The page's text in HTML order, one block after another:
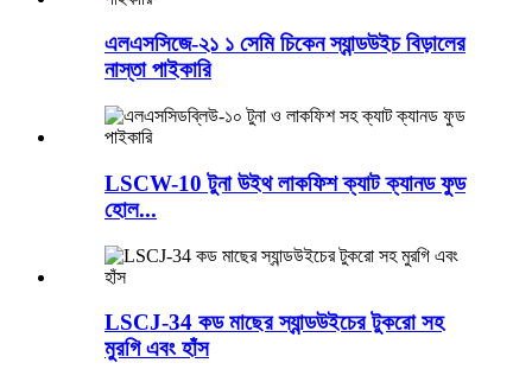
এলএসসিজে-২১ ১ সেমি চিকেন স্যান্ডউইচ বিড়ালের
নাস্তা পাইকারি
LSCW-10 টুনা উইথ লাকফিশ ক্যাট ক্যানড ফুড
হোল...
LSCJ-34 কড মাছের স্যান্ডউইচের টুকরো সহ
মুরগি এবং হাঁস